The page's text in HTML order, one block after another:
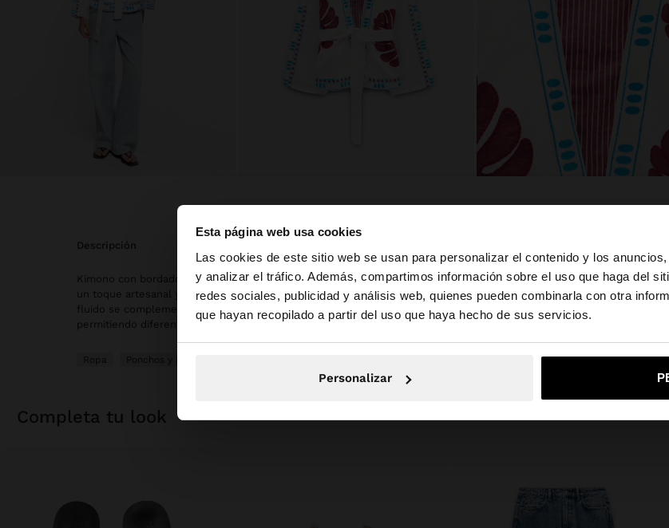
Esta página web usa cookies
Las cookies de este sitio web se usan para personalizar el contenido y los
y analizar el tráfico. Además, compartimos información sobre el uso que haga del
redes sociales, publicidad y análisis web, quienes pueden combinarla con otra
que hayan recopilado a partir del uso que haya hecho de sus servicios.
Personalizar
hola
Estás accediendo a la web de Guatemala. ¿Quieres ir a la web de
No, continuar en la web de Guatemala
descripción
Kimono con bordados de inspiración floral en contraste, que le confieren
un toque artesanal y distinto. Confeccionado en 100% algodón. El corte
fluido se complementa con mangas largas y un cinturón en la cintura,
permitiendo diferentes formas de uso. Una prenda ligera y versátil.
Ropa
Forro: 100% Algodón
completa tu look